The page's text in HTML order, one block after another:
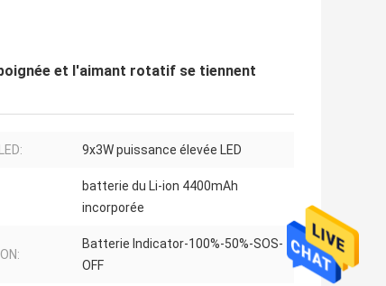
et l'aimant rotatif se tiennent
9x3W puissance élevée LED
batterie du Li-ion 4400mAh
incorporée
Batterie Indicator-100%-50%-SOS-
OFF